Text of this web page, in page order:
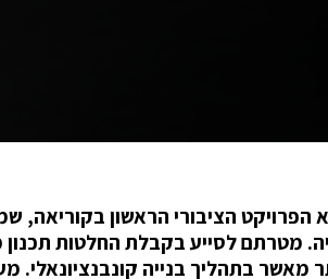
מטרתם לסייע בקבלת החלטות